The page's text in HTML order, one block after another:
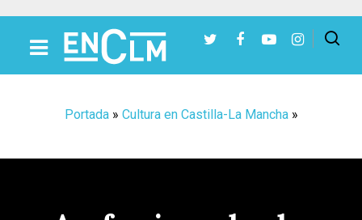
Portada» Cultura en Castilla-La Mancha»